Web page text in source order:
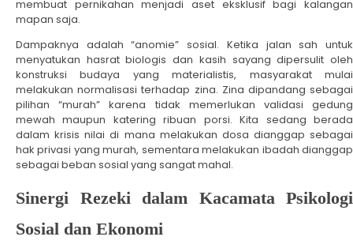
membuat pernikahan menjadi aset eksklusif bagi kalangan
mapan saja.
Dampaknya adalah “anomie” sosial. Ketika jalan sah untuk
menyatukan hasrat biologis dan kasih sayang dipersulit oleh
konstruksi budaya yang materialistis, masyarakat mulai
melakukan normalisasi terhadap zina. Zina dipandang sebagai
pilihan “murah” karena tidak memerlukan validasi gedung
mewah maupun katering ribuan porsi. Kita sedang berada
dalam krisis nilai di mana melakukan dosa dianggap sebagai
hak privasi yang murah, sementara melakukan ibadah dianggap
sebagai beban sosial yang sangat mahal.
Sinergi Rezeki dalam Kacamata Psikologi
Sosial dan Ekonomi